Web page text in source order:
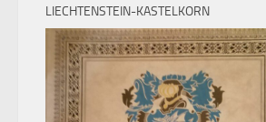
LIECHTENSTEIN-KASTELKORN